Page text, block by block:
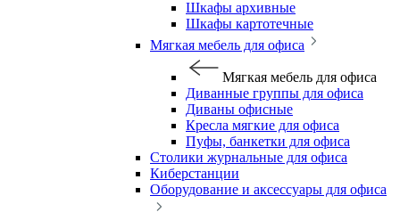
Шкафы архивные
Шкафы картотечные
Мягкая мебель для офиса
Мягкая мебель для офиса
Диванные группы для офиса
Диваны офисные
Кресла мягкие для офиса
Пуфы, банкетки для офиса
Столики журнальные для офиса
Киберстанции
Оборудование и аксессуары для офиса